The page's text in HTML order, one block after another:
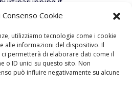
Cookie
utilizziamo tecnologie come i cookie
alle informazioni del dispositivo. Il
permetterà di elaborare dati come il
o ID unici su questo sito. Non
può influire negativamente su alcune
Seguici